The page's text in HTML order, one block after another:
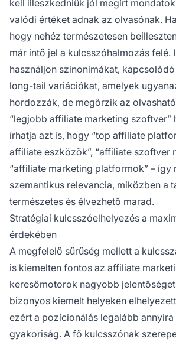
kell illeszkedniük jól megírt
valódi értéket adnak az olvasónak.
hogy nehéz természetesen
már intő jel a kulcsszóhalmozás felé.
használjon szinonimákat,
long-tail variációkat, amelyek
hordozzák, de megőrzik az
“legjobb affiliate marketing szoftver”
írhatja azt is, hogy “top affiliate
affiliate eszközök”, “affiliate szoftver
“affiliate marketing platformok” – így
szemantikus relevancia, miközben a
természetes és élvezhető marad.
Stratégiai kulcsszóelhelyezés a
érdekében
A megfelelő sűrűség mellett a
is kiemelten fontos az affiliate
keresőmotorok nagyobb
bizonyos kiemelt helyeken
ezért a pozícionálás legalább annyira
gyakoriság. A fő kulcsszónak